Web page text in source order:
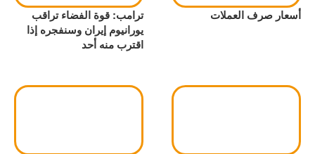
أسعار صرف العملات
ترامب: قوة الفضاء تراقب
يورانيوم إيران وسنفجره إذا
اقترب منه أحد